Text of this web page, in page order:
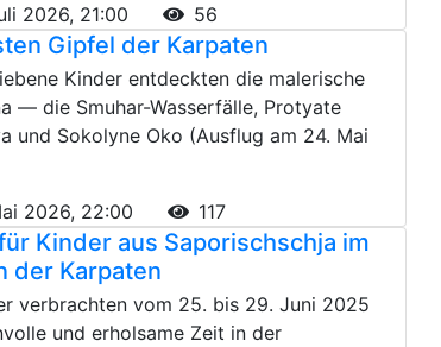
2026, 21:00
56
Gipfel der Karpaten
Kinder entdeckten die malerische
— die Smuhar-Wasserfälle, Protyate
und Sokolyne Oko (Ausflug am 24. Mai
2026, 22:00
117
Kinder aus Saporischschja im
der Karpaten
verbrachten vom 25. bis 29. Juni 2025
und erholsame Zeit in der